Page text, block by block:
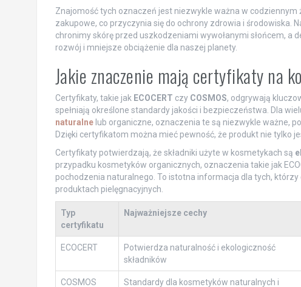
Znajomość tych oznaczeń jest niezwykle ważna w
zakupowe, co przyczynia się do ochrony zdrowia i środowiska.
chronimy skórę przed uszkodzeniami wywołanymi słońcem,
rozwój i mniejsze obciążenie dla naszej planety.
Jakie znaczenie mają certyfikaty na
Certyfikaty, takie jak ECOCERT czy COSMOS, odgrywają
spełniają określone standardy jakości i bezpieczeństwa. Dla
naturalnelub organiczne, oznaczenia te są niezwykle ważne,
Dzięki certyfikatom można mieć pewność, że produkt nie tylko
Certyfikaty potwierdzają, że składniki użyte w kosmetykach są
przypadku kosmetyków organicznych, oznaczenia takie jak
pochodzenia naturalnego. To istotna informacja dla tych,
produktach pielęgnacyjnych.
Typ
certyfikatu
Najważniejsze cechy
ECOCERT
Potwierdza naturalność i ekologiczność
składników
COSMOS
Standardy dla kosmetyków naturalnych i